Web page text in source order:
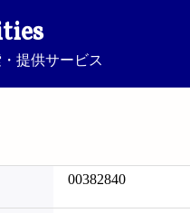
提供サービス
00382840